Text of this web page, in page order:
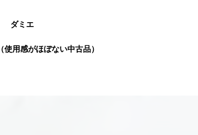
ダミエ
（使用感がほぼない中古品）